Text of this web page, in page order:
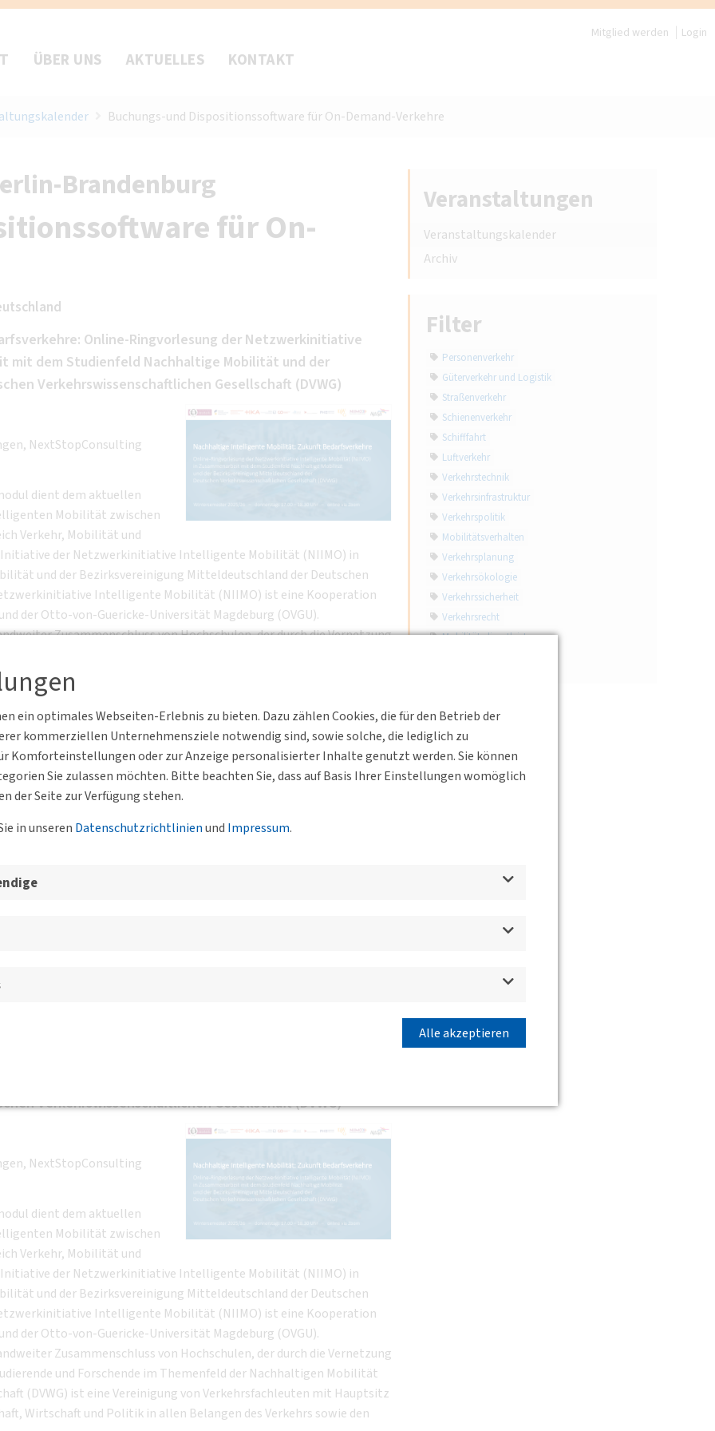
ein optimales Webseiten-Erlebnis zu bieten. Dazu zählen Cookies, die für den Betrieb der
kommerziellen Unternehmensziele notwendig sind, sowie solche, die lediglich zu
Komforteinstellungen oder zur Anzeige personalisierter Inhalte genutzt werden. Sie können
Sie zulassen möchten. Bitte beachten Sie, dass auf Basis Ihrer Einstellungen womöglich
der Seite zur Verfügung stehen.
in unseren Datenschutzrichtlinienund Impressum.
Alle akzeptieren
Mitglied werden Login
ÜBER UNS AKTUELLES KONTAKT
Buchungs-und Dispositionssoftware für On-Demand-Verkehre
Brandenburg
für On-
Online-Ringvorlesung der Netzwerkinitiative
mit dem Studienfeld Nachhaltige Mobilität und der
Verkehrswissenschaftlichen Gesellschaft (DVWG)
NextStopConsulting
dient dem aktuellen
Mobilität zwischen
Verkehr, Mobilität und
Initiative der Netzwerkinitiative Intelligente Mobilität (NIIMO) in
und der Bezirksvereinigung Mitteldeutschland der Deutschen
Intelligente Mobilität (NIIMO) ist eine Kooperation
der Otto-von-Guericke-Universität Magdeburg (OVGU).
Zusammenschluss von Hochschulen, der durch die Vernetzung
und Forschende im Themenfeld der Nachhaltigen Mobilität
(DVWG) ist eine Vereinigung von Verkehrsfachleuten mit Hauptsitz
Wirtschaft und Politik in allen Belangen des Verkehrs sowie den
der BVs und
für On-
Online-Ringvorlesung der Netzwerkinitiative
dem Studienfeld Nachhaltige Mobilität und der
Verkehrswissenschaftlichen Gesellschaft (DVWG)
NextStopConsulting
dient dem aktuellen
Mobilität zwischen
Verkehr, Mobilität und
Initiative der Netzwerkinitiative Intelligente Mobilität (NIIMO) in
und der Bezirksvereinigung Mitteldeutschland der Deutschen
Intelligente Mobilität (NIIMO) ist eine Kooperation
der Otto-von-Guericke-Universität Magdeburg (OVGU).
Zusammenschluss von Hochschulen, der durch die Vernetzung
und Forschende im Themenfeld der Nachhaltigen Mobilität
(DVWG) ist eine Vereinigung von Verkehrsfachleuten mit Hauptsitz
Wirtschaft und Politik in allen Belangen des Verkehrs sowie den
Veranstaltungen
Veranstaltungskalender
Archiv
Filter
Personenverkehr
Güterverkehr und Logistik
Straßenverkehr
Schienenverkehr
Schifffahrt
Luftverkehr
Verkehrstechnik
Verkehrsinfrastruktur
Verkehrspolitik
Mobilitätsverhalten
Verkehrsplanung
Verkehrsökologie
Verkehrssicherheit
Verkehrsrecht
Mobilitätsdienstleistungen